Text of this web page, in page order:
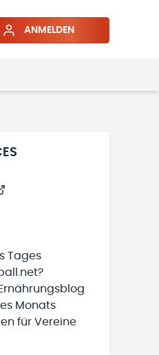
ANMELDEN
Tages
Monats
für Vereine